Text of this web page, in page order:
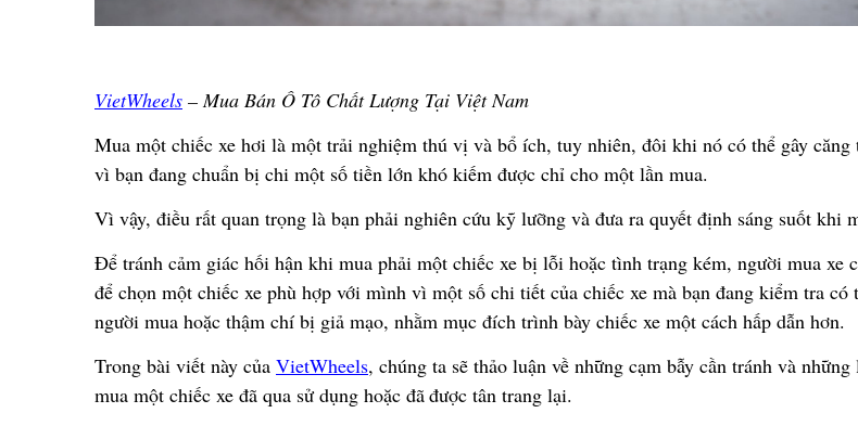
VietWheels – Mua Bán Ô Tô Chất Lượng Tại Việt Nam
Mua một chiếc xe hơi là một trải nghiệm thú vị và bổ ích, tuy nhiên, đôi khi nó có thể gây căng
vì bạn đang chuẩn bị chi một số tiền lớn khó kiếm được chỉ cho một lần mua.
Vì vậy, điều rất quan trọng là bạn phải nghiên cứu kỹ lưỡng và đưa ra quyết định sáng suốt khi
Để tránh cảm giác hối hận khi mua phải một chiếc xe bị lỗi hoặc tình trạng kém, người mua xe c
để chọn một chiếc xe phù hợp với mình vì một số chi tiết của chiếc xe mà bạn đang kiểm tra có
người mua hoặc thậm chí bị giả mạo, nhằm mục đích trình bày chiếc xe một cách hấp dẫn hơn.
Trong bài viết này của VietWheels, chúng ta sẽ thảo luận về những cạm bẫy cần tránh và những
mua một chiếc xe đã qua sửdụng hoặc đãđược tân trang lại.